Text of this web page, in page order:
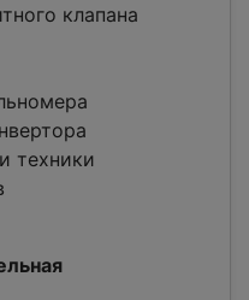
клапана
техники